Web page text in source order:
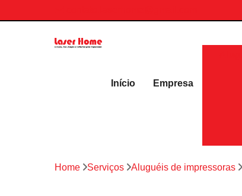
Início Empresa
Home Serviços Aluguéis de impressoras